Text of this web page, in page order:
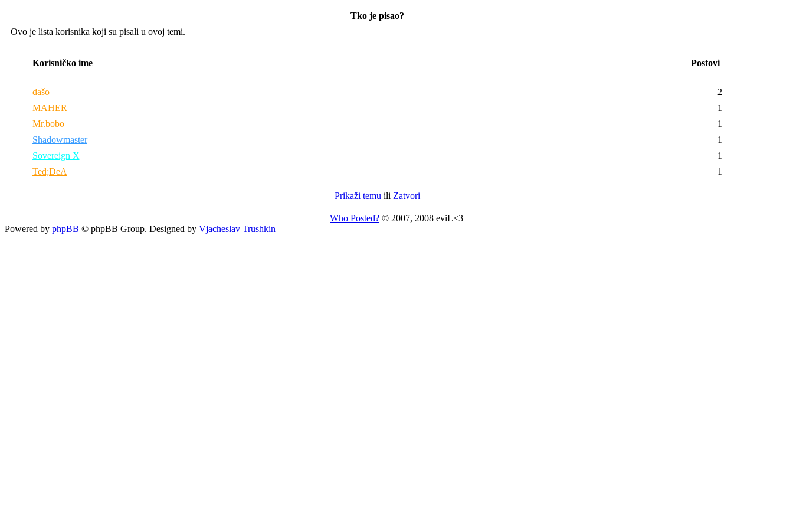
Tko je pisao?
Ovo je lista korisnika koji su pisali u ovoj temi.
Korisničko ime Postovi
dašo
2
MAHER
1
Mr.bobo
1
Shadowmaster
1
Sovereign X
1
Ted;DeA
1
Prikaži temu ili Zatvori
Who Posted? © 2007, 2008 eviL<3
Powered by phpBB © phpBB Group. Designed by Vjacheslav Trushkin